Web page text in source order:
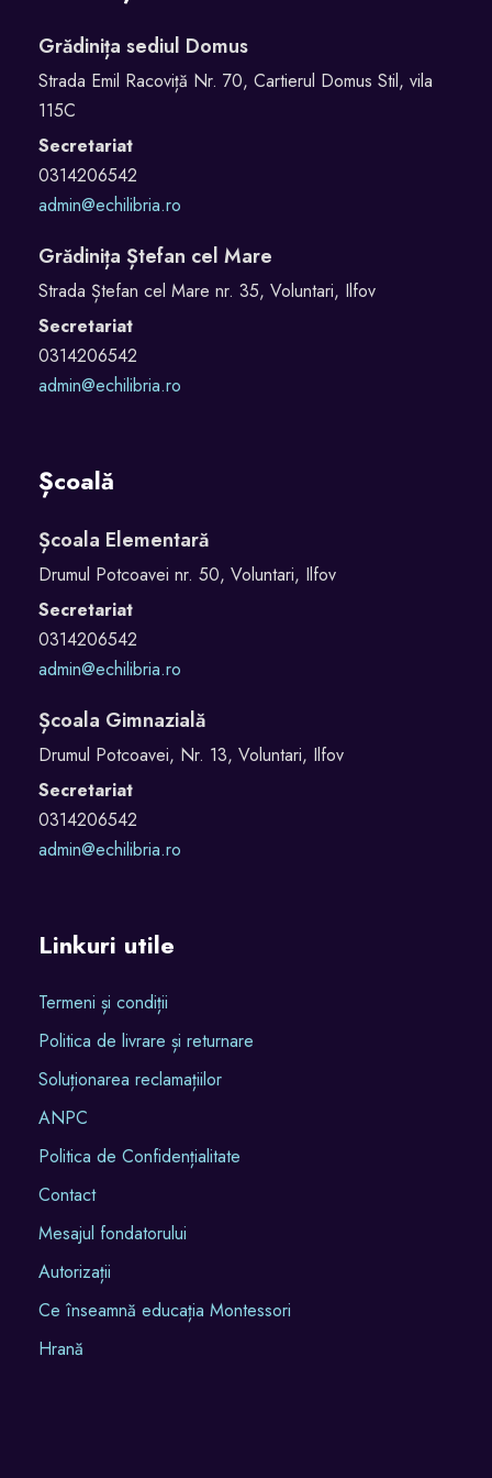
Grădinița sediul Domus
Strada Emil Racoviță Nr. 70, Cartierul Domus Stil, vila
115C
Secretariat
0314206542
admin@echilibria.ro
Grădinița Ștefan cel Mare
Strada Ștefan cel Mare nr. 35, Voluntari, Ilfov
Secretariat
0314206542
admin@echilibria.ro
Școală
Școala Elementară
Drumul Potcoavei nr. 50, Voluntari, Ilfov
Secretariat
0314206542
admin@echilibria.ro
Școala Gimnazială
Drumul Potcoavei, Nr. 13, Voluntari, Ilfov
Secretariat
0314206542
admin@echilibria.ro
Linkuri utile
Termeni și condiții
Politica de livrare și returnare
Soluționarea reclamațiilor
ANPC
Politica de Confidențialitate
Contact
Mesajul fondatorului
Autorizații
Ce înseamnă educația Montessori
Hrană